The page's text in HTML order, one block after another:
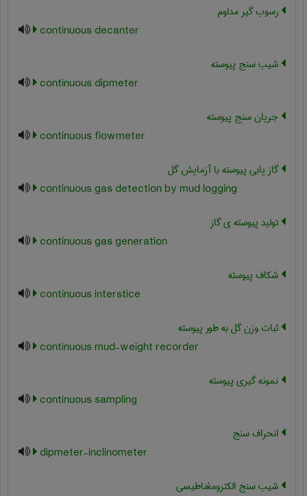
رسوب گیر مداوم
continuous decanter
شیب سنج پیوسته
continuous dipmeter
جریان سنج پیوسته
continuous fiowmeter
گاز یابی پیوسته با آزمایش گل
continuous gas detection by mud logging
تولید پیوسته ی گاز
continuous gas generation
شکاف پیوسته
continuous interstice
ثبات وزن گل به طور پیوسته
continuous mud-weight recorder
نمونه گیری پیوسته
continuous sampling
انحراف سنج
dipmeter-inclinometer
شیب سنج الکترومغناطیسی